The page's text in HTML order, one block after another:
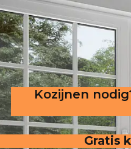
Kozijnen
Gratis